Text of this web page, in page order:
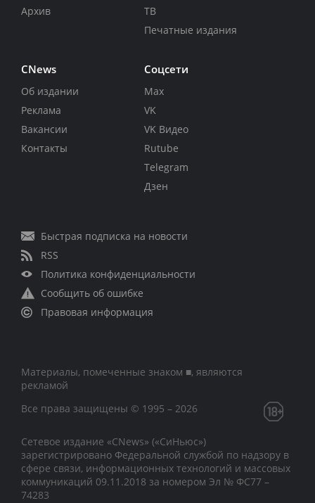
Архив
ТВ
Печатные издания
CNews
Об издании
Реклама
Вакансии
Контакты
Соцсети
Max
VK
VK Видео
Rutube
Telegram
Дзен
Быстрая подписка на новости
RSS
Политика конфиденциальности
Сообщить об ошибке
Правовая информация
Материалы, помеченные знаком ■, являются
рекламой
Все права защищены © 1995 – 2026
Сетевое издание «CNews» («СиНьюс»)
зарегистрировано Федеральной службой по надзору в
сфере связи, информационных технологий и массовых
коммуникаций 09.11.2018 за номером Эл № ФС77 –
74283